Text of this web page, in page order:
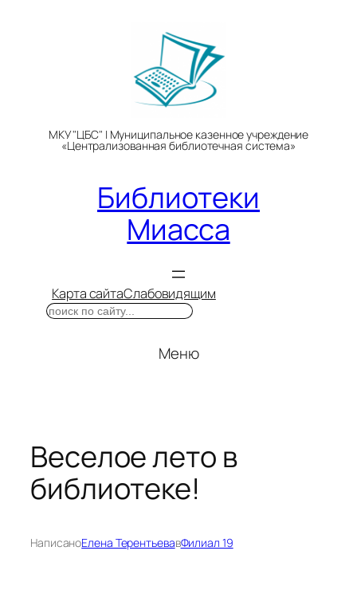
МКУ "ЦБС" | Муниципальное казенное учреждение
«Централизованная библиотечная система»
Библиотеки
Миасса
Карта сайтаСлабовидящим
Поиск
Меню
Веселое лето в
библиотеке!
НаписаноЕлена ТерентьевавФилиал 19